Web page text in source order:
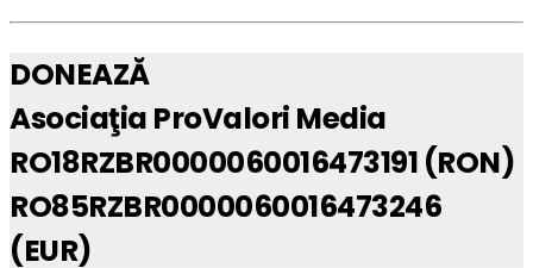
DONEAZĂ
Asociaţia ProValori Media
RO18RZBR0000060016473191 (RON)
RO85RZBR0000060016473246
(EUR)